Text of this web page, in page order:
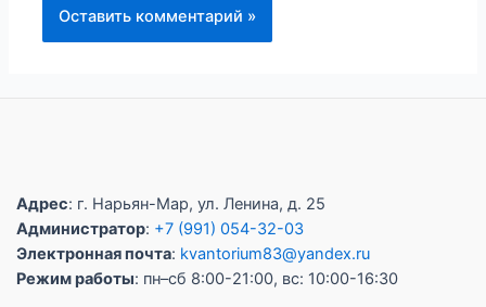
Адрес: г. Нарьян-Мар, ул. Ленина, д. 25
Администратор: +7 (991) 054-32-03
Электронная почта: kvantorium83@yandex.ru
Режим работы: пн–сб 8:00-21:00, вс: 10:00-16:30